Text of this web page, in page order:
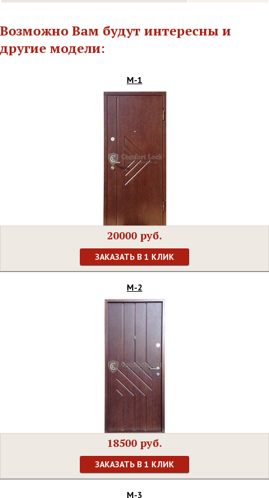
Возможно Вам будут интересны и
другие модели:
М-1
20000 руб.
ЗАКАЗАТЬ В 1 КЛИК
М-2
18500 руб.
ЗАКАЗАТЬ В 1 КЛИК
М-3